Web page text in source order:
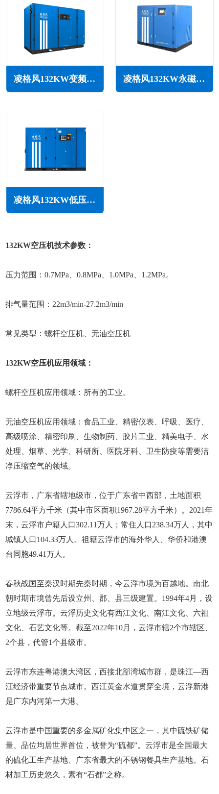
凌格风132KW变频空压机LSV系列 凌格风132KW永磁变频无油水润滑空压机LSW PM系列
凌格风132KW低压空压机LS LP系列
132KW空压机技术参数：
压力范围：0.7MPa、0.8MPa、1.0MPa、1.2MPa。
排气量范围：22m3/min-27.2m3/min
常见类型：螺杆空压机、无油空压机
132KW空压机应用领域：
螺杆空压机应用领域：所有的工业。
无油空压机应用领域：食品工业、精密仪表、呼吸、医疗、
高级喷涂、精密印刷、生物制药、胶片工业、精美电子、水
处理、烟草、光学、科研所、医院牙科、卫生防疫等需要洁
净压缩空气的领域。
云浮市，广东省辖地级市，位于广东省中西部，土地面积
7786.64平方千米（其中市区面积1967.28平方千米）。2021年
末，云浮市户籍人口302.11万人；常住人口238.34万人，其中
城镇人口104.33万人。祖籍云浮市的海外华人、华侨和港澳
台同胞49.41万人。
春秋战国至秦汉时期先秦时期，今云浮市境为百越地。南北
朝时期市境曾先后设立州、郡、县三级建置。1994年4月，设
立地级云浮市。云浮历史文化有西江文化、南江文化、六祖
文化、石艺文化等。截至2022年10月，云浮市辖2个市辖区、
2个县，代管1个县级市。
云浮市东连粤港澳大湾区，西接北部湾城市群，是珠江—西
江经济带重要节点城市。西江黄金水道贯穿全境，云浮新港
是广东内河第一大港。
云浮市是中国重要的多金属矿化集中区之一，其中硫铁矿储
量、品位均居世界首位，被誉为“硫都”。云浮市是全国最大
的硫化工生产基地、广东省最大的不锈钢餐具生产基地。石
材加工历史悠久，素有“石都”之称。